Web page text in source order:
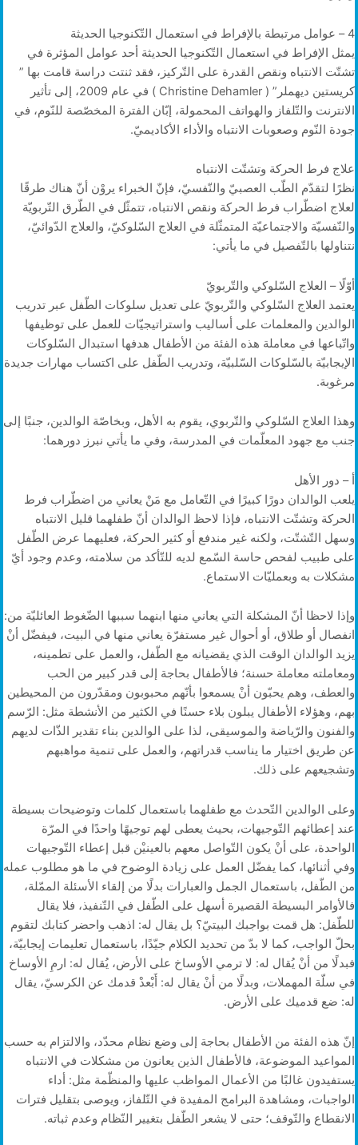
4 – عوامل مرتبطة بالإفراط في استعمال التّكنوجيا الحديثة
يمثل الإفراط في استعمال التّكنوجيا الحديثة أحد عوامل المؤثرة في
تشتّت الانتباه ونقص القدرة على التّركيز، فقد ثنتت دراسة قامت بها ”
كريستين ديهملر” ( Christine Dehamler ) في عام 2009، إلى تأثير
الانترنت والتّلفاز والهواتف المحمولة، إبّان الفترة المخصّصة للنّوم، في
جودة النّوم وصعوبات الانتباه والأداء الأكاديميّ.
علاج فرط الحركة وتشتّت الانتباه
نظرًا لتقدّم الطّب العصبيّ والنّفسيّ، فإنّ الخبراء يروْن أنّ هناك طرقًا
لعلاج اضطّراب فرط الحركة ونقص الانتباه، تتمثّل في الطّرق التّربويّة
والنّفسيّة والاجتماعيّة المتمثّلة في العلاج السّلوكيّ، والعلاج الدّوائيّ،
نتناولها بالتّفصيل في ما يأتي:
أوّلًا – العلاج السّلوكي والتّربويّ
يعتمد العلاج السّلوكي والتّربويّ على تعديل سلوكات الطّفل عبر تدريب
الوالدين والمعلمات على أساليب واستراتيجيّات للعمل على توظيفها
واتّباعها في معاملة هذه الفئة من الأطفال هدفها استبدال السّلوكات
الإيجابيّة بالسّلوكات السّلبيّة، وتدريب الطّفل على اكتساب مهارات جديدة
مرغوبة.
وهذا العلاج السّلوكي والتّربوي، يقوم به الأهل، وبخاصّة الوالدين، جنبًا إلى
جنب مع جهود المعلّمات في المدرسة، وفي ما يأتي نبرز دورهما:
أ – دور الأهل
يلعب الوالدان دورًا كبيرًا في التّعامل مع مَنْ يعاني من اضطّراب فرط
الحركة وتشتّت الانتباه، فإذا لاحظ الوالدان أنّ طفلهما قليل الانتباه
وسهل التّشتّت، ولكنه غير مندفع أو كثير الحركة، فعليهما عرض الطّفل
على طبيب لفحص حاسة السّمع لديه للتّأكد من سلامته، وعدم وجود أيّ
مشكلات به وبعمليّات الاستماع.
وإذا لاحظا أنّ المشكلة التي يعاني منها ابنهما سببها الضّغوط العائليّة من:
انفصال أو طلاق، أو أحوال غير مستفرّة يعاني منها في البيت، فيفضّل أنْ
يزيد الوالدان الوقت الذي يقضيانه مع الطّفل، والعمل على تطمينه،
ومعاملته معاملة حسنة؛ فالأطفال بحاجة إلى قدر كبير من الحب
والعطف، وهم يحبّون أنْ يسمعوا بأنّهم محبوبون ومقدّرون من المحيطين
بهم، وهؤلاء الأطفال يبلون بلاء حسنًا في الكثير من الأنشطة مثل: الرّسم
والفنون والرّياضة والموسيقى، لذا على الوالدين بناء تقدير الذّات لديهم
عن طريق اختيار ما يناسب قدراتهم، والعمل على تنمية مواهبهم
وتشجيعهم على ذلك.
وعلى الوالدين التّحدث مع طفلهما باستعمال كلمات وتوضيحات بسيطة
عند إعطائهم التّوجيهات، بحيث يعطى لهم توجيهًا واحدًا في المرّة
الواحدة، على أنْ يكون التّواصل معهم بالعينيْن قبل إعطاء التّوجيهات
وفي أثنائها، كما يفضّل العمل على زيادة الوضوح في ما هو مطلوب عمله
من الطّفل، باستعمال الجمل والعبارات بدلًا من إلقاء الأسئلة الممّلة،
فالأوامر البسيطة القصيرة أسهل على الطّفل في التّنفيذ، فلا يقال
للطّفل: هل قمت بواجبك البيتيّ؟ بل يقال له: اذهب واحضر كتابك لتقوم
بحلّ الواجب، كما لا بدّ من تحديد الكلام جيّدًا، باستعمال تعليمات إيجابيّة،
فبدلًا من أنْ يُقال له: لا ترمي الأوساخ على الأرض، يُقال له: ارمِ الأوساخ
في سلّة المهملات، وبدلًا من أنْ يقال له: أَبْعدْ قدمك عن الكرسيّ، يقال
له: ضع قدميك على الأرض.
إنّ هذه الفئة من الأطفال بحاجة إلى وضع نظام محدّد، والالتزام به حسب
المواعيد الموضوعة، فالأطفال الذين يعانون من مشكلات في الانتباه
يستفيدون غالبًا من الأعمال المواظب عليها والمنظّمة مثل: أداء
الواجبات، ومشاهدة البرامج المفيدة في التّلفاز، ويوصى بتقليل فترات
الانقطاع والتّوقف؛ حتى لا يشعر الطّفل بتغيير النّظام وعدم ثباته.